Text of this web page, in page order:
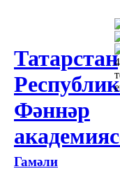
Татарстан
Фәннәр
Гамәли